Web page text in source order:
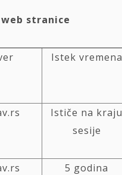
stranice
Istek vremena
Ističe na kraju
sesije
5 godina